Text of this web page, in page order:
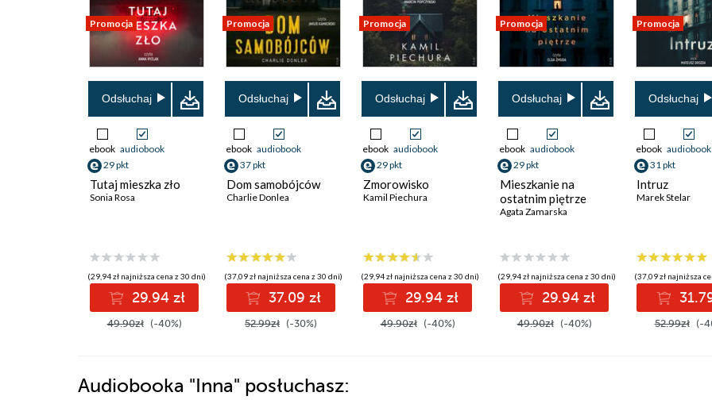
Promocja
Odsłuchaj
ebook audiobook
29 pkt
Tutaj mieszka zło
Sonia Rosa
(29,94 zł najniższa cena z 30 dni)
29.94 zł
49.90zł (-40%)
Promocja
Odsłuchaj
ebook audiobook
37 pkt
Dom samobójców
Charlie Donlea
(37,09 zł najniższa cena z 30 dni)
37.09 zł
52.99zł (-30%)
Promocja
Odsłuchaj
ebook audiobook
29 pkt
Zmorowisko
Kamil Piechura
(29,94 zł najniższa cena z 30 dni)
29.94 zł
49.90zł (-40%)
Promocja
Odsłuchaj
ebook audiobook
29 pkt
Mieszkanie na
ostatnim piętrze
Agata Zamarska
(29,94 zł najniższa cena z 30 dni)
29.94 zł
49.90zł (-40%)
Promocja
Odsłuchaj
ebook audiobook
31 pkt
Intruz
Marek Stelar
(37,09 zł najniższa
52.99zł (-
Audiobooka "Inna" posłuchasz: